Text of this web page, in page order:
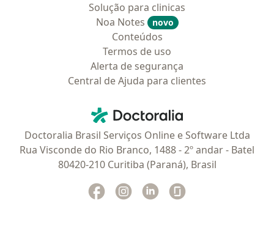
Solução para clinicas
Noa Notes
novo
Conteúdos
Termos de uso
Alerta de segurança
Central de Ajuda para clientes
Doctoralia - Homepage
Doctoralia Brasil Serviços Online e Software Ltda
Rua Visconde do Rio Branco, 1488 - 2º andar - Batel
80420-210 Curitiba (Paraná), Brasil
Facebook
abre num novo separador
Instagram
abre num novo separador
Linkedin
abre num novo